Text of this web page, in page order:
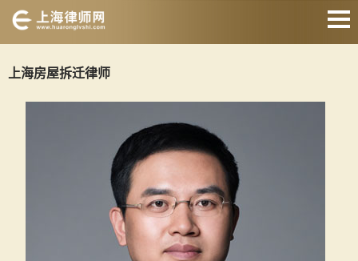
婚姻家庭律师
刑事辩护律师
房产纠纷律师
合同纠纷律师
上海房屋拆迁律师